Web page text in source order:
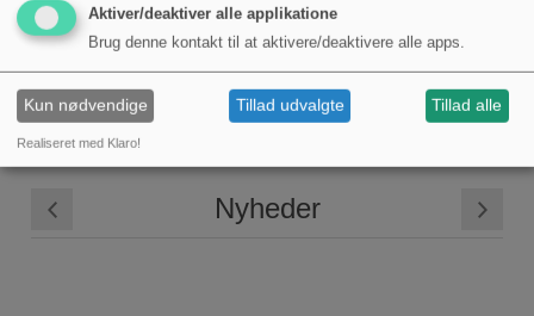
Nyheder
Aktiver/deaktiver alle applikatione
Brug denne kontakt til at aktivere/deaktivere alle apps.
Kun nødvendige Tillad udvalgte Tillad alle
Realiseret med Klaro!